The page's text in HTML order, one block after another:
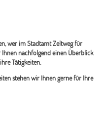
wer im Stadtamt Zeltweg für
nachfolgend einen Überblick
Tätigkeiten.
stehen wir Ihnen gerne für Ihre